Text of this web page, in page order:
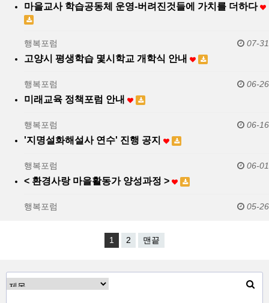
마을교사 학습공동체 운영-버려진것들에 가치를 더하다
행복포럼 07-31
고양시 평생학습 몇시학교 개학식 안내
행복포럼 06-26
미래교육 정책포럼 안내
행복포럼 06-16
'지명설화해설사 연수' 진행 공지
행복포럼 06-01
< 환경사랑 마을활동가 양성과정 >
행복포럼 05-26
1 2 맨끝